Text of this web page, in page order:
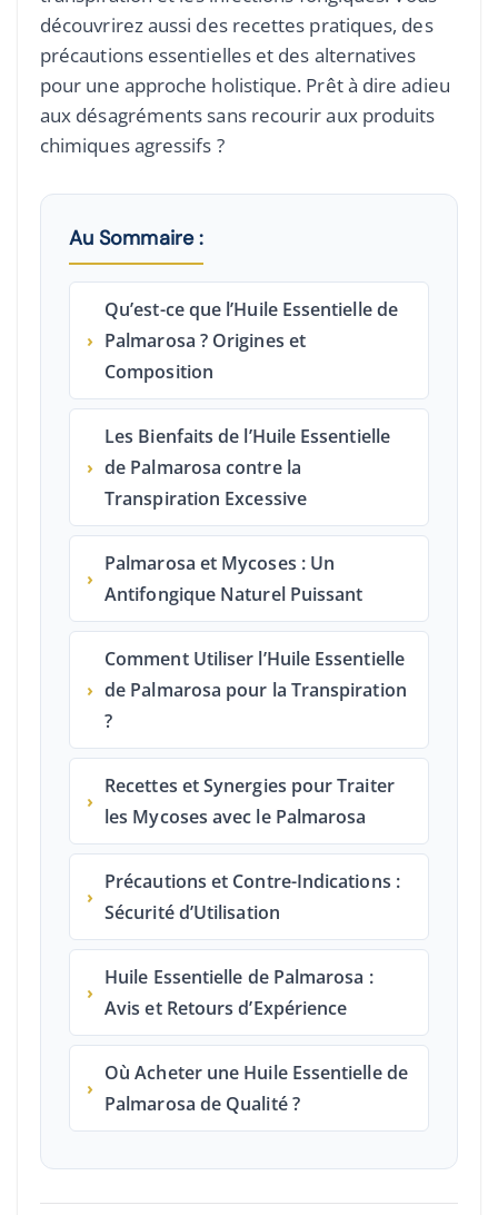
découvrirez aussi des recettes pratiques, des
précautions essentielles et des alternatives
pour une approche holistique. Prêt à dire adieu
aux désagréments sans recourir aux produits
chimiques agressifs ?
Au Sommaire :
›
Qu’est-ce que l’Huile Essentielle de
Palmarosa ? Origines et
Composition
›
Les Bienfaits de l’Huile Essentielle
de Palmarosa contre la
Transpiration Excessive
›
Palmarosa et Mycoses : Un
Antifongique Naturel Puissant
›
Comment Utiliser l’Huile Essentielle
de Palmarosa pour la Transpiration
?
›
Recettes et Synergies pour Traiter
les Mycoses avec le Palmarosa
›
Précautions et Contre-Indications :
Sécurité d’Utilisation
›
Huile Essentielle de Palmarosa :
Avis et Retours d’Expérience
›
Où Acheter une Huile Essentielle de
Palmarosa de Qualité ?